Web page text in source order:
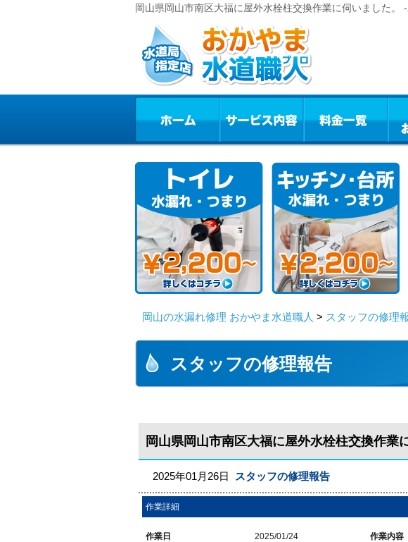
岡山県岡山市南区大福に屋外水栓柱交換作業に伺いました。
岡山の水漏れ修理 おかやま水道職人 > スタッフの修理
スタッフの修理報告
岡山県岡山市南区大福に屋外水栓柱交換作業
2025年01月26日 スタッフの修理報告
作業詳細
作業日 2025/01/24 作業内容